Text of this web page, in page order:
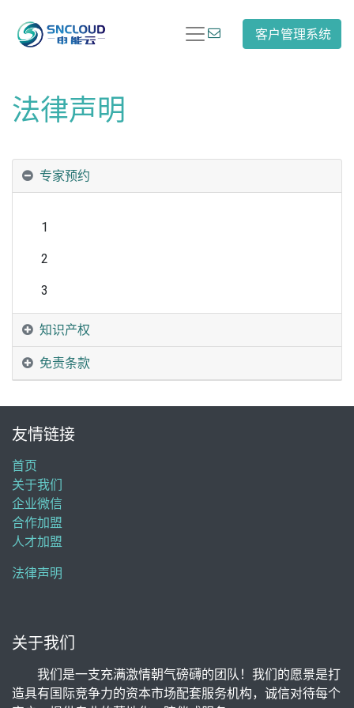
客户管理系统
法律声明
专家预约
1
2
3
知识产权
免责条款
友情链接
首页
关于我们
企业微信
合作加盟
人才加盟
法律声明
关于我们
我们是一支充满激情朝气磅礴的团队！我们的愿景是打
造具有国际竞争力的资本市场配套服务机构，诚信对待每个